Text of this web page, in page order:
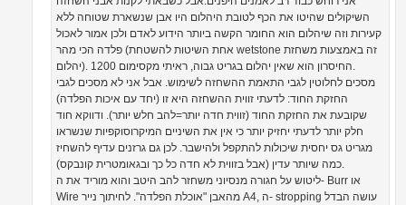
השיקולים שהיטו את הכף לטובת היהלום היו אבן שנשארת שטוחה ללא
קעירות וזה שיהלום הוא החומר הקשה ביותר הידוע לאדם ולכן אמור לאכול
פלדה הכי מהר (אחת השיטות להשטחת wetstone זה באמצעות משחזת
יהלום). החיסרון הוא שאין יהלום בגריט גבוה, ראיתי מקסימום 1200.
מסכים לחלוטין לגבי התאמת ההשחזה לשימוש. אבל אני לא מסכים לגבי
החזקת החוד: לדעתי זווית ההשחזה היא זו (יחד עם איכות הפלדה)
שקובעת את החזקת החוד (זווית חדה יותר=להב חלש יותר). ודווקא חוד
חלק יותר לדעתי יחזיק יותר כי אין את השיניים המיקרוסוקפיות שנשראו
מגריט גס יחסית שיכולות להתקפל ולהישבר. לכן גם גרזנים עדיף להשחיז
כמה שיותר עדין (אבל בזווית לא חדה כל כך ובגאומטרית קונבקס).
ליטוש על חגורה מנסיוני משחזר להב היטב והוא מוריד את ה- Burr או
Wire מהאבן "אוכלת הפלדה". לחיתוך נייר A4, ה- stropping עושה הבדל